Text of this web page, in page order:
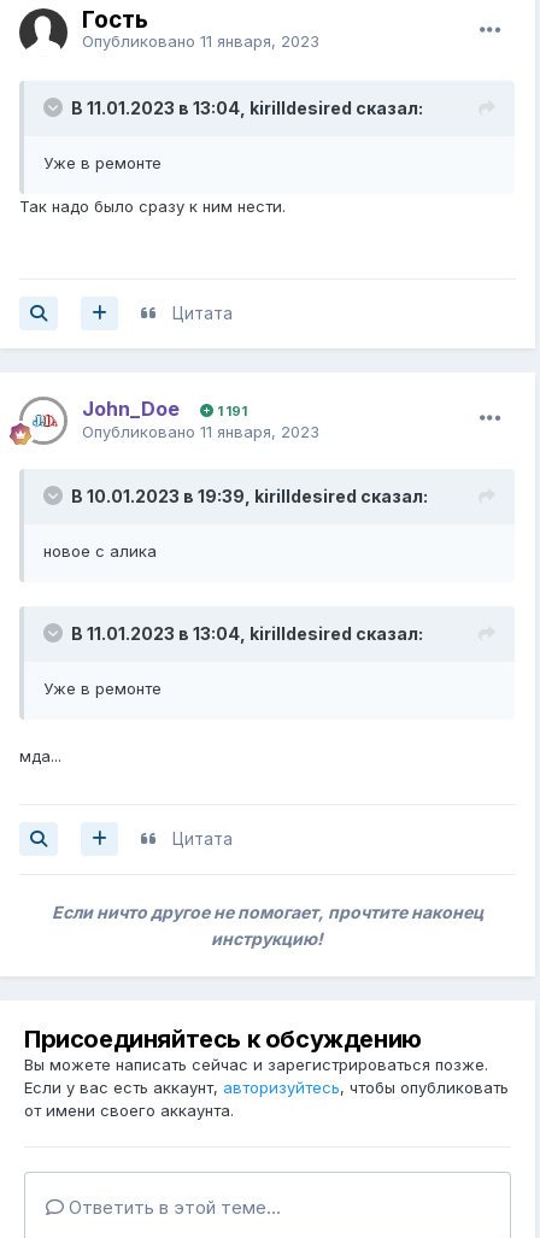
Гость
Опубликовано 11 января, 2023
В 11.01.2023 в 13:04, kirilldesired сказал:
Уже в ремонте
Так надо было сразу к ним нести.
Цитата
John_Doe 1 191
Опубликовано 11 января, 2023
В 10.01.2023 в 19:39, kirilldesired сказал:
новое с алика
В 11.01.2023 в 13:04, kirilldesired сказал:
Уже в ремонте
мда...
Цитата
Если ничто другое не помогает, прочтите наконец
инструкцию!
Присоединяйтесь к обсуждению
Вы можете написать сейчас и зарегистрироваться позже.
Если у вас есть аккаунт, авторизуйтесь, чтобы опубликовать
от имени своего аккаунта.
Ответить в этой теме...